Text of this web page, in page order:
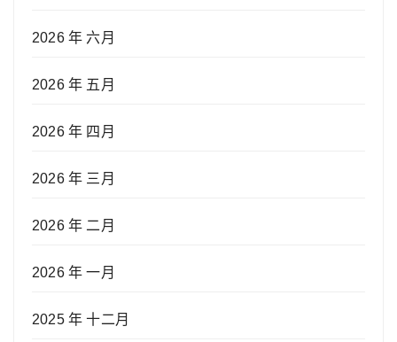
2026 年 六月
2026 年 五月
2026 年 四月
2026 年 三月
2026 年 二月
2026 年 一月
2025 年 十二月